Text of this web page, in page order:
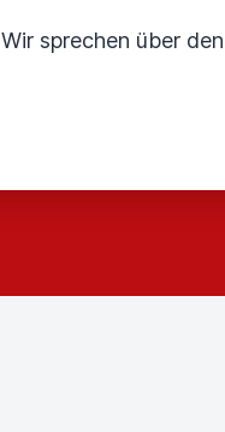
Wir sprechen über